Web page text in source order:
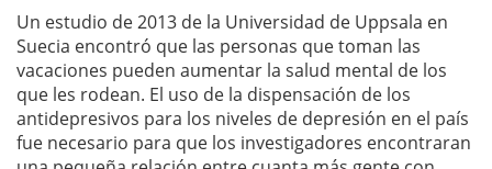
Un estudio de 2013 de la Universidad de Uppsala en
Suecia encontró que las personas que toman las
vacaciones pueden aumentar la salud mental de los
que les rodean. El uso de la dispensación de los
antidepresivos para los niveles de depresión en el país
fue necesario para que los investigadores encontraran